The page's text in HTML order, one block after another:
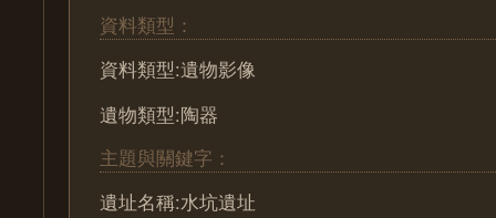
資料類型：
資料類型:遺物影像
遺物類型:陶器
主題與關鍵字：
遺址名稱:水坑遺址